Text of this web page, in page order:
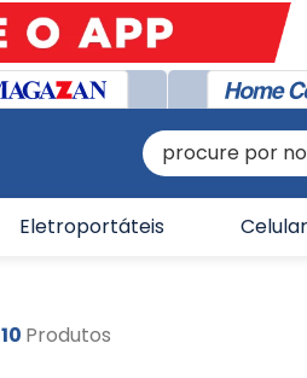
procure por
Eletroportáteis
10 Produtos